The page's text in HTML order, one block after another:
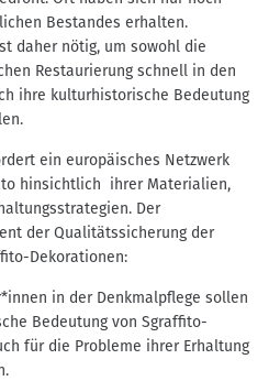
Bestandes erhalten.
daher nötig, um sowohl die
Restaurierung schnell in den
ihre kulturhistorische Bedeutung
ein europäisches Netzwerk
hinsichtlich ihrer Materialien,
Der
der Qualitätssicherung der
Dekorationen:
in der Denkmalpflege sollen
Bedeutung von Sgraffito-
für die Probleme ihrer Erhaltung